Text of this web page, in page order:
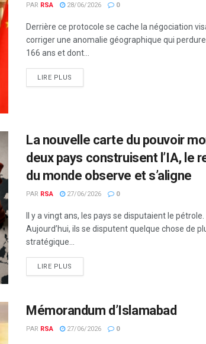
PAR RSA 28/06/2026 0
Derrière ce protocole se cache la négociation
corriger une anomalie géographique qui
166 ans et dont...
LIRE PLUS
La nouvelle carte du pouvoir
deux pays construisent l’IA, le
du monde observe et s’aligne
PAR RSA 27/06/2026 0
Il y a vingt ans, les pays se disputaient le pétrole.
Aujourd’hui, ils se disputent quelque chose de
stratégique...
LIRE PLUS
Mémorandum d’Islamabad
PAR RSA 27/06/2026 0